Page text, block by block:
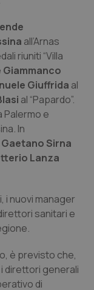
all’Arnas
riuniti “Villa
Giammanco
Giuffrida al
al “Papardo”.
Palermo e
In
Gaetano Sirna
Lanza
i nuovi manager
sanitari e
è previsto che,
direttori generali
di